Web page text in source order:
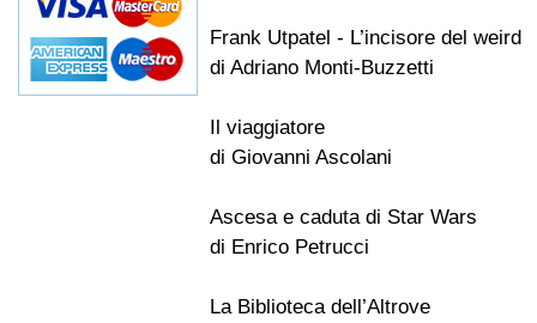
Frank Utpatel - L’incisore del weird
di Adriano Monti-Buzzetti
Il viaggiatore
di Giovanni Ascolani
Ascesa e caduta di Star Wars
di Enrico Petrucci
La Biblioteca dell’Altrove